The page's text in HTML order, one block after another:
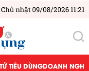
Chủ nhật 09/08/2026 11:21
TIÊU DÙNGDOANH